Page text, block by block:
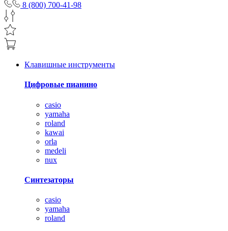
8 (800) 700-41-98
Клавишные инструменты
Цифровые пианино
casio
yamaha
roland
kawai
orla
medeli
nux
Синтезаторы
casio
yamaha
roland